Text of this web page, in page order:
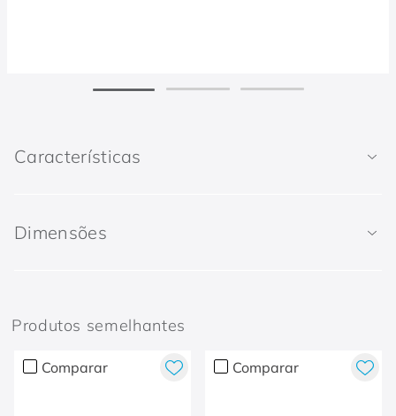
Características
Dimensões
Produtos semelhantes
Comparar Comparar